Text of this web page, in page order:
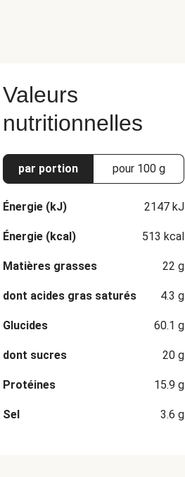
Valeurs
nutritionnelles
par portion pour 100 g
Énergie (kJ) 2147 kJ
Énergie (kcal) 513 kcal
Matières grasses 22 g
dont acides gras saturés 4.3 g
Glucides 60.1 g
dont sucres 20 g
Protéines 15.9 g
Sel 3.6 g